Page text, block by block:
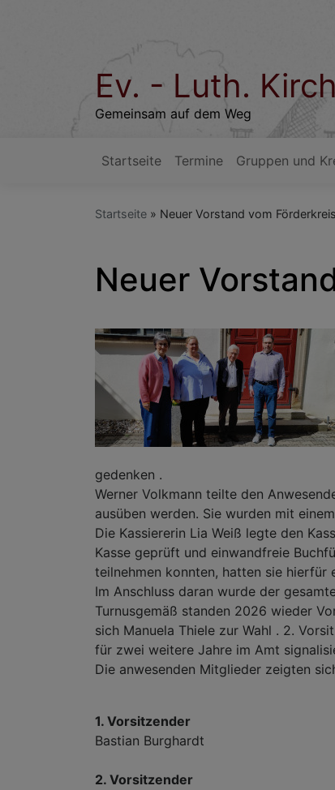
Ev. - Luth.
Gemeinsam auf dem Weg
Hauptnavigation
Startseite Termine Gruppen und
Startseite Neuer Vorstand vom
Neuer
gedenken .
Werner Volkmann teilte den
ausüben werden. Sie wurden mit
Die Kassiererin Lia Weiß legte den
Kasse geprüft und einwandfreie
teilnehmen konnten, hatten sie
Im Anschluss daran wurde der
Turnusgemäß standen 2026 wieder
sich Manuela Thiele zur Wahl . 2.
für zwei weitere Jahre im Amt
Die anwesenden Mitglieder zeigten
1. Vorsitzender
Bastian Burghardt
2. Vorsitzender